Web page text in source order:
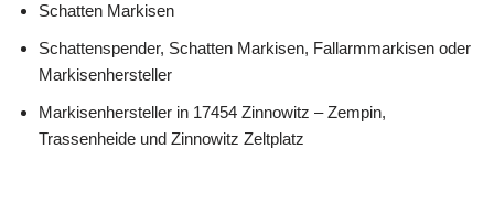
Schatten Markisen
Schattenspender, Schatten Markisen, Fallarmmarkisen oder
Markisenhersteller
Markisenhersteller in 17454 Zinnowitz – Zempin,
Trassenheide und Zinnowitz Zeltplatz